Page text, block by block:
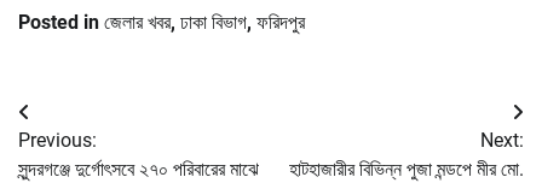
Posted in জেলার খবর, ঢাকা বিভাগ, ফরিদপুর
Post
navigation
Previous:
সুন্দরগঞ্জে দুর্গোৎসবে ২৭০ পরিবারের মাঝে
Next:
হাটহাজারীর বিভিন্ন পুজা মন্ডপে মীর মো.